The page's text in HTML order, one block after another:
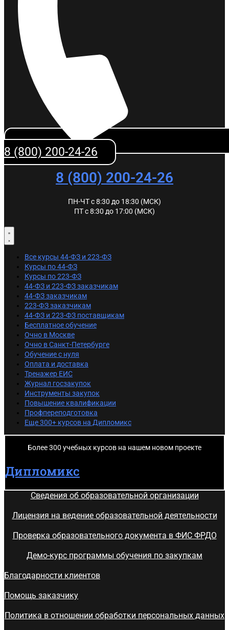
8 (800) 200-24-26
8 (800) 200-24-26
ПН-ЧТ с 8:30 до 18:30 (МСК)
ПТ с 8:30 до 17:00 (МСК)
Все курсы 44-ФЗ и 223-ФЗ
Курсы по 44-ФЗ
Курсы по 223-ФЗ
44-ФЗ и 223-ФЗ заказчикам
44-ФЗ заказчикам
223-ФЗ заказчикам
44-ФЗ и 223-ФЗ поставщикам
Бесплатное обучение
Очно в Москве
Очно в Санкт-Петербурге
Обучение с нуля
Оплата и доставка
Тренажер ЕИС
Журнал госзакупок
Инструменты закупок
Повышение квалификации
Профпереподготовка
Еще 300+ курсов на Дипломикс
Более 300 учебных курсов на нашем новом проекте
Дипломикс
Сведения об образовательной организации
Лицензия на ведение образовательной деятельности
Проверка образовательного документа в ФИС ФРДО
Демо-курс программы обучения по закупкам
Благодарности клиентов
Помощь заказчику
Политика в отношении обработки персональных данных